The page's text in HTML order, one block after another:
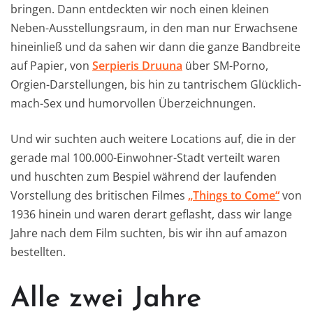
bringen. Dann entdeckten wir noch einen kleinen
Neben-Ausstellungsraum, in den man nur Erwachsene
hineinließ und da sahen wir dann die ganze Bandbreite
auf Papier, von Serpieris Druuna über SM-Porno,
Orgien-Darstellungen, bis hin zu tantrischem Glücklich-
mach-Sex und humorvollen Überzeichnungen.
Und wir suchten auch weitere Locations auf, die in der
gerade mal 100.000-Einwohner-Stadt verteilt waren
und huschten zum Bespiel während der laufenden
Vorstellung des britischen Filmes „Things to Come“von
1936 hinein und waren derart geflasht, dass wir lange
Jahre nach dem Film suchten, bis wir ihn auf amazon
bestellten.
Alle zwei Jahre